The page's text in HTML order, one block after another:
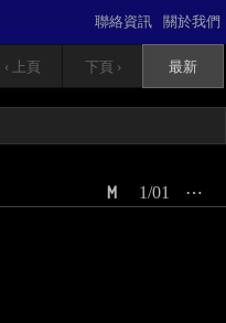
關於我們
聯絡資訊
‹ 上頁 下頁 › 最新
⋯
1/01
M